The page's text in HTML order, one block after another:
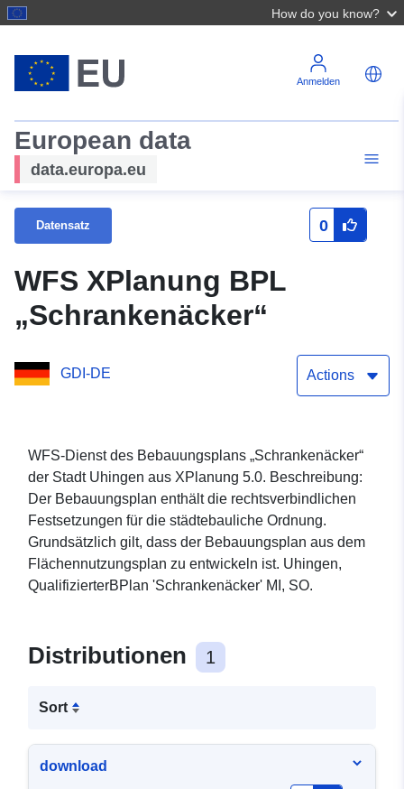
How do you know?
Anmelden
European data
data.europa.eu
Datensatz 0
WFS XPlanung BPL
„Schrankenäcker“
GDI-DE Actions
WFS-Dienst des Bebauungsplans „Schrankenäcker“
der Stadt Uhingen aus XPlanung 5.0. Beschreibung:
Der Bebauungsplan enthält die rechtsverbindlichen
Festsetzungen für die städtebauliche Ordnung.
Grundsätzlich gilt, dass der Bebauungsplan aus dem
Flächennutzungsplan zu entwickeln ist. Uhingen,
QualifizierterBPlan 'Schrankenäcker' MI, SO.
Distributionen 1
Sort
download